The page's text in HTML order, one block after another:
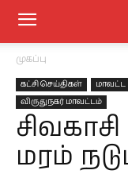
முகப்பு
கட்சி செய்திகள் மாவட்ட
விருதுநகர் மாவட்டம்
மரம்